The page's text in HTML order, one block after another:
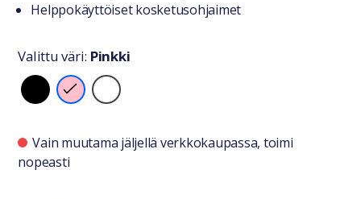
Helppokäyttöiset kosketusohjaimet
Valitse väri
Valittu väri: Pinkki
Saatavuustiedot
Vain muutama jäljellä verkkokaupassa, toimi
nopeasti